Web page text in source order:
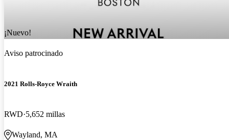
¡Nuevo!
Aviso patrocinado
2021 Rolls-Royce Wraith
RWD 5,652 millas
Wayland, MA